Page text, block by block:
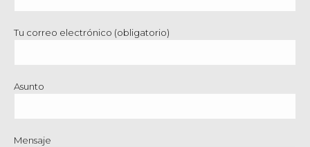
Tu correo electrónico (obligatorio)
Asunto
Mensaje